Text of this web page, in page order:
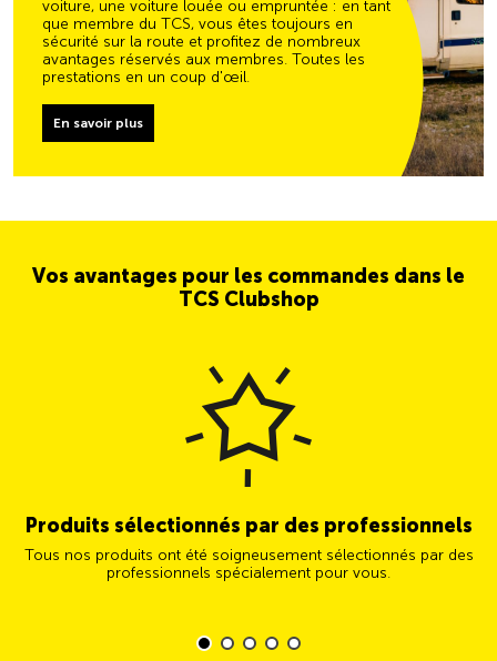
voiture, une voiture louée ou empruntée : en tant
que membre du TCS, vous êtes toujours en
sécurité sur la route et profitez de nombreux
avantages réservés aux membres. Toutes les
prestations en un coup d'œil.
En savoir plus
Vos avantages pour les commandes dans le
TCS Clubshop
Produits sélectionnés par des professionnels
Tous nos produits ont été soigneusement sélectionnés par des
professionnels spécialement pour vous.